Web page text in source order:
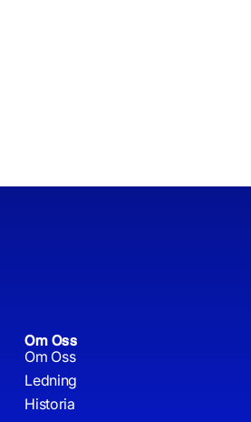
Om Oss
Om Oss
Ledning
Historia